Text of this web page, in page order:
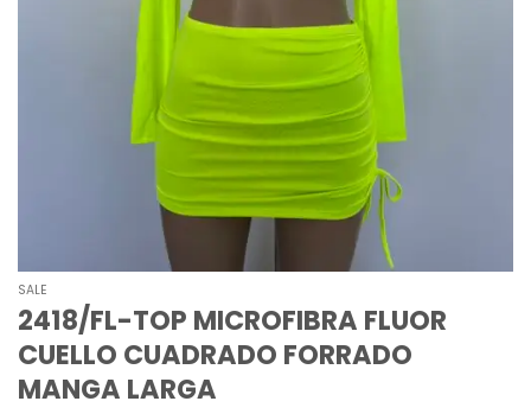
SALE
2418/FL-TOP MICROFIBRA FLUOR
CUELLO CUADRADO FORRADO
MANGA LARGA